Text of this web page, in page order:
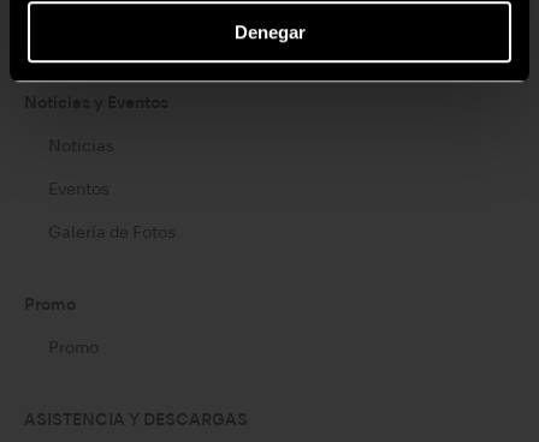
Denegar
Noticias y Eventos
Noticias
Eventos
Galería de Fotos
Promo
Promo
ASISTENCIA Y DESCARGAS